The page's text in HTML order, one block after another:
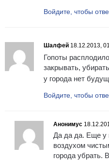
Войдите, чтобы
Шалфей 18.12.2013,
Гопоты
закрывать,
у города нет
Войдите, чтобы
Анонимус
Да да да. Еще у
воздухом
города убрать.